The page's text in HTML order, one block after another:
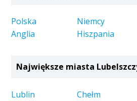
Polska Niemcy
Anglia
Hiszpania
Największe miasta
Lublin Chełm